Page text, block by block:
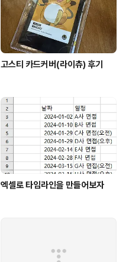
고스티 카드커버(라이츄) 후기
엑셀로 타임라인을 만들어보자